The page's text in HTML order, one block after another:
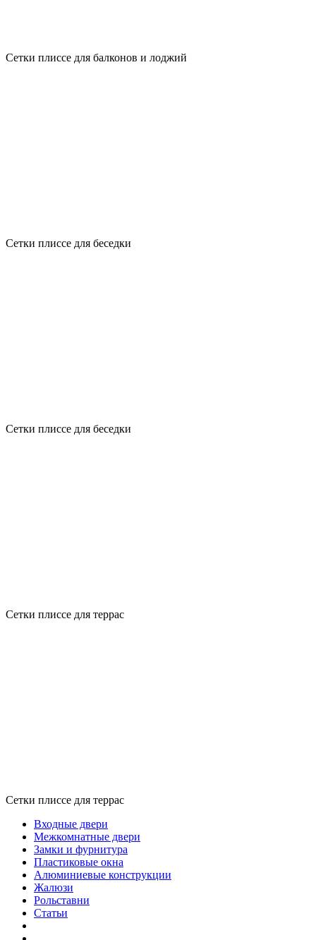
Сетки плиссе для балконов и лоджий
Сетки плиссе для беседки
Сетки плиссе для беседки
Сетки плиссе для террас
Сетки плиссе для террас
Входные двери
Межкомнатные двери
Замки и фурнитура
Пластиковые окна
Алюминиевые конструкции
Жалюзи
Рольставни
Статьи